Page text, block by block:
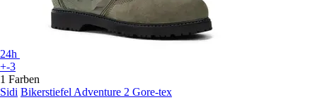
24h
+-3
1 Farben
Sidi Bikerstiefel Adventure 2 Gore-tex